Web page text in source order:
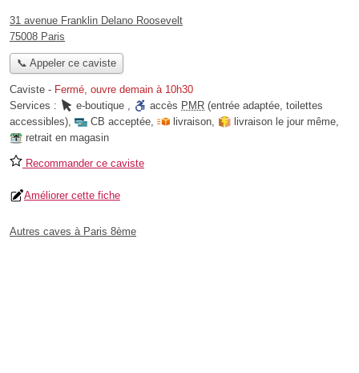
31 avenue Franklin Delano Roosevelt
75008 Paris
📞 Appeler ce caviste
Caviste - Fermé, ouvre demain à 10h30
Services :
e-boutique , accès PMR (entrée adaptée, toilettes
accessibles), CB acceptée, livraison, livraison le jour même,
retrait en magasin
Recommander ce caviste
Améliorer cette fiche
Autres caves à Paris 8ème